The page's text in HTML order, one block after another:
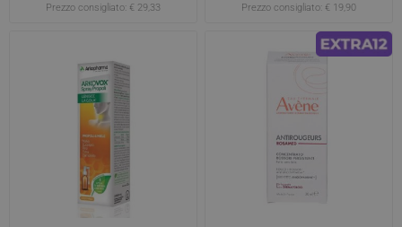
Prezzo consigliato: € 29,33 Prezzo consigliato: € 19,90